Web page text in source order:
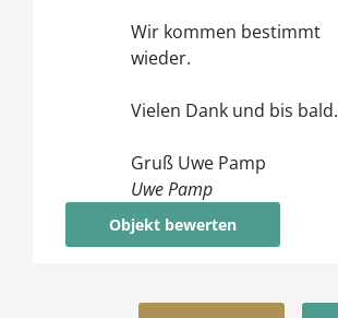
Wir kommen bestimmt
wieder.
Vielen Dank und bis bald.
Gruß Uwe Pamp
Uwe Pamp
Objekt bewerten